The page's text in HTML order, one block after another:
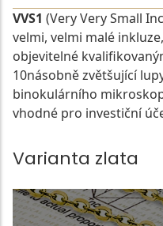
VVS1 (Very Very Small
velmi, velmi malé
objevitelné
10násobně zvětšující
binokulárního
vhodné pro investiční
Varianta zlata